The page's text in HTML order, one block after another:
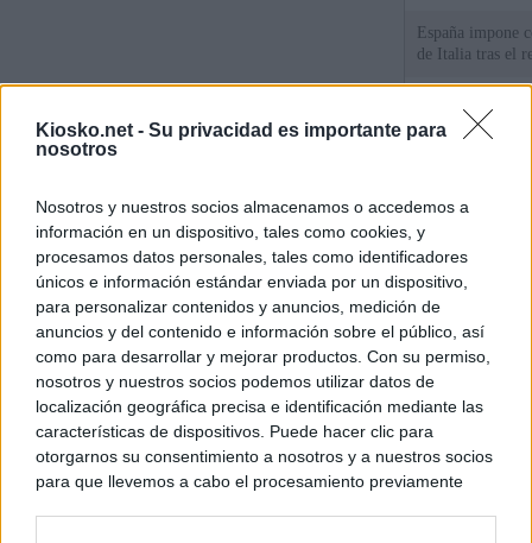
Kiosko.net - Su privacidad es importante para
nosotros
Nosotros y nuestros socios almacenamos o accedemos a
información en un dispositivo, tales como cookies, y
procesamos datos personales, tales como identificadores
únicos e información estándar enviada por un dispositivo,
para personalizar contenidos y anuncios, medición de
anuncios y del contenido e información sobre el público, así
como para desarrollar y mejorar productos. Con su permiso,
nosotros y nuestros socios podemos utilizar datos de
localización geográfica precisa e identificación mediante las
características de dispositivos. Puede hacer clic para
otorgarnos su consentimiento a nosotros y a nuestros socios
para que llevemos a cabo el procesamiento previamente
España impone
de Italia tras el
Qué hay detrás
España por la
personas se
algo"
© Kiosko.net Aviso Legal Privacidad y Cookies